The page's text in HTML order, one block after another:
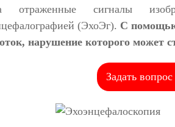
отраженные сигналы
(ЭхоЭг). С
нарушение которого может
Задать